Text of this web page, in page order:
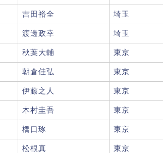
吉田裕全 埼玉
渡邊政幸 埼玉
秋葉大輔 東京
朝倉佳弘 東京
伊藤之人 東京
木村圭吾 東京
橋口琢 東京
松根真 東京